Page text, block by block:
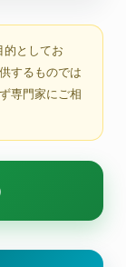
的としてお
するものでは
専門家にご相